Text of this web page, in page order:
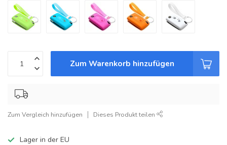
Zum Warenkorb hinzufügen
Zum Vergleich hinzufügen Dieses Produkt teilen
Lager in der EU